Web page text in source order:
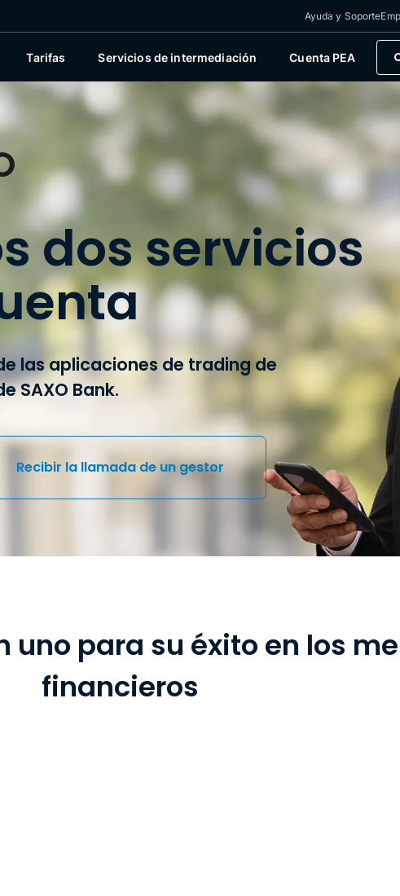
Ayuda y Soporte
Tarifas Servicios de intermediación Cuenta PEA
dos servicios
las aplicaciones de trading de
SAXO Bank.
Recibir la llamada de un gestor
uno para su éxito en los
financieros